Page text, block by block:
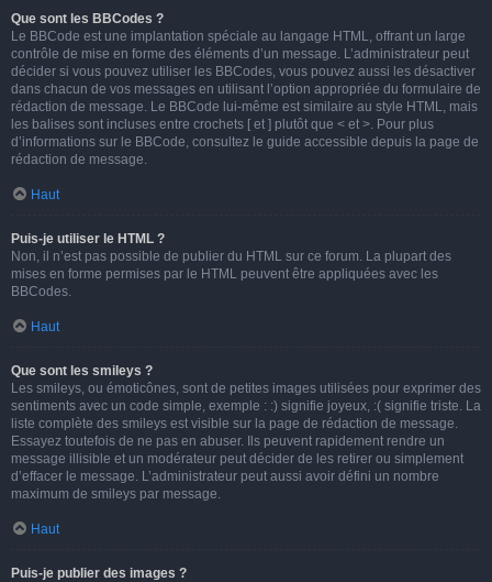
Que sont les BBCodes ?
Le BBCode est une implantation spéciale au langage HTML, offrant un large
contrôle de mise en forme des éléments d’un message. L’administrateur peut
décider si vous pouvez utiliser les BBCodes, vous pouvez aussi les désactiver
dans chacun de vos messages en utilisant l’option appropriée du formulaire de
rédaction de message. Le BBCode lui-même est similaire au style HTML, mais
les balises sont incluses entre crochets [ et ] plutôt que < et >. Pour plus
d’informations sur le BBCode, consultez le guide accessible depuis la page de
rédaction de message.
Haut
Puis-je utiliser le HTML ?
Non, il n’est pas possible de publier du HTML sur ce forum. La plupart des
mises en forme permises par le HTML peuvent être appliquées avec les
BBCodes.
Haut
Que sont les smileys ?
Les smileys, ou émoticônes, sont de petites images utilisées pour exprimer des
sentiments avec un code simple, exemple : :) signifie joyeux, :( signifie triste. La
liste complète des smileys est visible sur la page de rédaction de message.
Essayez toutefois de ne pas en abuser. Ils peuvent rapidement rendre un
message illisible et un modérateur peut décider de les retirer ou simplement
d’effacer le message. L’administrateur peut aussi avoir défini un nombre
maximum de smileys par message.
Haut
Puis-je publier des images ?